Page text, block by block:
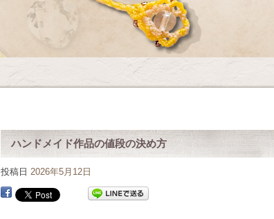
ハンドメイド作品の値段の決め方
投稿日 2026年5月12日